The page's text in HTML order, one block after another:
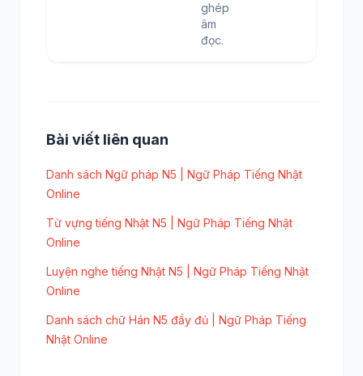
ghép
âm
đọc.
Bài viết liên quan
Danh sách Ngữ pháp N5 | Ngữ Pháp Tiếng Nhật
Online
Từ vựng tiếng Nhật N5 | Ngữ Pháp Tiếng Nhật
Online
Luyện nghe tiếng Nhật N5 | Ngữ Pháp Tiếng Nhật
Online
Danh sách chữ Hán N5 đầy đủ | Ngữ Pháp Tiếng
Nhật Online